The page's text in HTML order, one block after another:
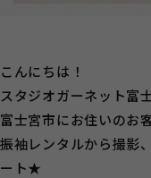
こんにちは！
スタジオガーネット富
富士宮市にお住いのお
振袖レンタルから撮影
ート★